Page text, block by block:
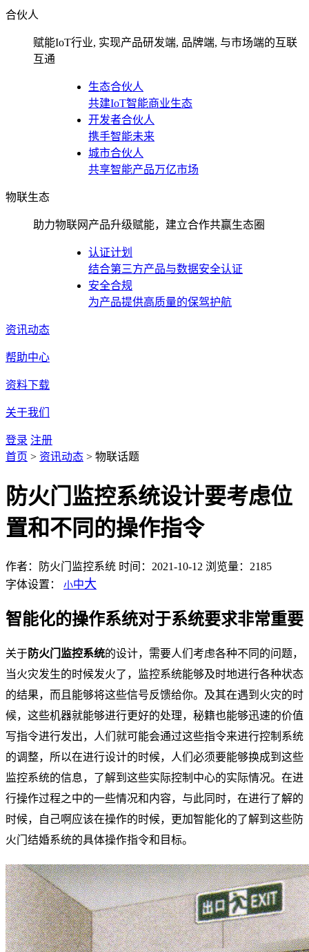
合伙人
赋能IoT行业, 实现产品研发端, 品牌端, 与市场端的互联
互通
生态合伙人
共建IoT智能商业生态
开发者合伙人
携手智能未来
城市合伙人
共享智能产品万亿市场
物联生态
助力物联网产品升级赋能，建立合作共赢生态圈
认证计划
结合第三方产品与数据安全认证
安全合规
为产品提供高质量的保驾护航
资讯动态
帮助中心
资料下载
关于我们
登录 注册
首页 > 资讯动态 > 物联话题
防火门监控系统设计要考虑位
置和不同的操作指令
作者：防火门监控系统 时间：2021-10-12 浏览量：2185
字体设置： 小中大
智能化的操作系统对于系统要求非常重要
关于防火门监控系统的设计，需要人们考虑各种不同的问题，
当火灾发生的时候发火了，监控系统能够及时地进行各种状态
的结果，而且能够将这些信号反馈给你。及其在遇到火灾的时
候，这些机器就能够进行更好的处理，秘籍也能够迅速的价值
写指令进行发出，人们就可能会通过这些指令来进行控制系统
的调整，所以在进行设计的时候，人们必须要能够换成到这些
监控系统的信息，了解到这些实际控制中心的实际情况。在进
行操作过程之中的一些情况和内容，与此同时，在进行了解的
时候，自己啊应该在操作的时候，更加智能化的了解到这些防
火门结婚系统的具体操作指令和目标。